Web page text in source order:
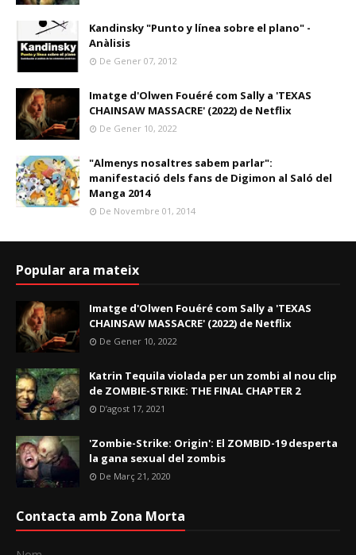
Kandinsky "Punto y línea sobre el plano" -
Anàlisis
De Gener 07, 2012
Imatge d'Olwen Fouéré com Sally a 'TEXAS
CHAINSAW MASSACRE' (2022) de Netflix
De Gener 10, 2022
"Almenys nosaltres sabem parlar":
manifestació dels fans de Digimon al Saló del
Manga 2014
De Novembre 01, 2014
Popular ara mateix
Imatge d'Olwen Fouéré com Sally a 'TEXAS
CHAINSAW MASSACRE' (2022) de Netflix
De Gener 10, 2022
Katrin Tequila violada per un zombi al nou clip
de ZOMBIE-STRIKE: THE FINAL CHAPTER 2
D’agost 17, 2021
'Zombie-Strike: Origin': El ZOMBID-19 desperta
la gana sexual del zombis
De Març 21, 2020
Contacta amb Zona Morta